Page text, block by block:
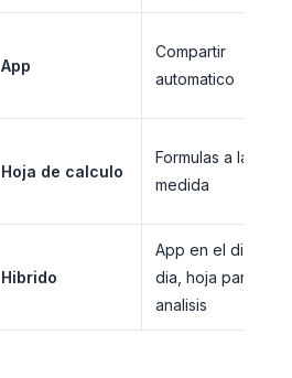
App
Compartir
automatico
Hoja de calculo
Formulas a la
medida
Hibrido
App en el dia a
dia, hoja para
analisis